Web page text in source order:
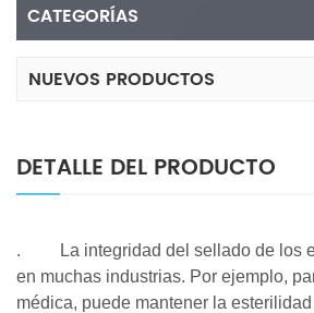
CATEGORÍAS
NUEVOS PRODUCTOS
DETALLE DEL PRODUCTO
.
La integridad del sellado de los
en muchas industrias. Por ejemplo,
médica, puede mantener la